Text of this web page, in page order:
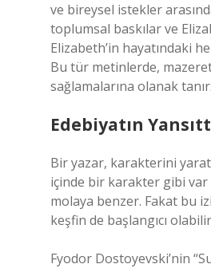
ve bireysel istekler
toplumsal baskılar ve
Elizabeth’in hayatındaki
Bu tür metinlerde,
sağlamalarına olanak tanır.
Edebiyatın
Bir yazar, karakterini
içinde bir karakter gibi
molaya benzer. Fakat bu
keşfin de başlangıcı
Fyodor Dostoyevski’nin